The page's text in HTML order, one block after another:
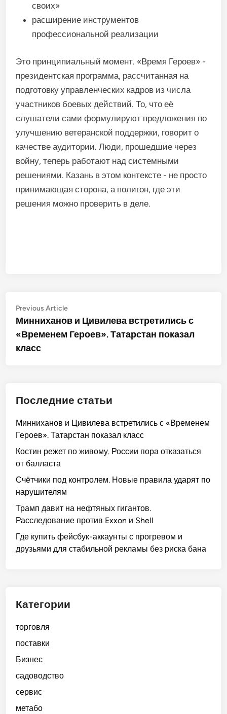
своих»
расширение инструментов
профессиональной реализации
Это принципиальный момент. «Время Героев» -
президентская программа, рассчитанная на
подготовку управленческих кадров из числа
участников боевых действий. То, что её
слушатели сами формулируют предложения по
улучшению ветеранской поддержки, говорит о
качестве аудитории. Люди, прошедшие через
войну, теперь работают над системными
решениями. Казань в этом контексте - не просто
принимающая сторона, а полигон, где эти
решения можно проверить в деле.
Post
navigation
Previous ArticlePrevious
article:
Минниханов и Цивилева встретились с
«Временем Героев». Татарстан показал
класс
Последние статьи
Минниханов и Цивилева встретились с «Временем
Героев». Татарстан показал класс
Костин режет по живому. России пора отказаться
от балласта
Счётчики под контролем. Новые правила ударят по
нарушителям
Трамп давит на нефтяных гигантов.
Расследование против Exxon и Shell
Где купить фейсбук-аккаунты с прогревом и
друзьями для стабильной рекламы без риска бана
Категории
торговля
поставки
Бизнес
садоводство
сервис
метабо